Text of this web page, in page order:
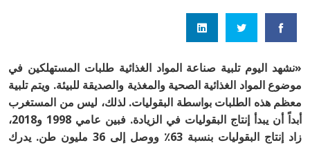
«نشهد اليوم تلبية صناعة المواد الغذائية طلبات المستهلكين في
موضوع المواد الغذائية الصحية والمغذية والصديقة للبيئة. ويتم تلبية
معظم هذه الطلبات بواسطة البقوليات. لذلك، ليس من المستغرب
أبداً أن يبدأ إنتاج البقوليات في الزيادة. فبين عامي 1998 و2018،
زاد إنتاج البقوليات بنسبة 63٪ ووصل إلى 36 مليون طن. يدرك